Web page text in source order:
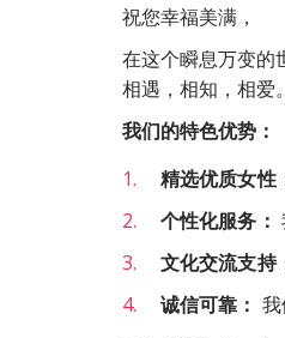
祝您幸福美满，
在这个瞬息万变的
相遇，相知，相爱。
我们的特色优势：
精选优质女性
个性化服务：
文化交流支持
诚信可靠：